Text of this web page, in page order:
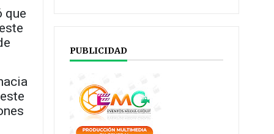
que
PUBLICIDAD